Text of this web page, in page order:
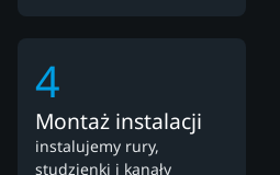
4
Montaż instalacji
instalujemy rury,
studzienki i kanały